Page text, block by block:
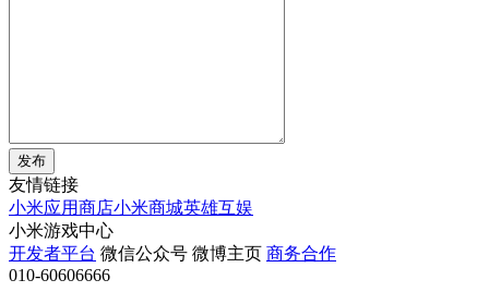
发布
友情链接
小米应用商店小米商城英雄互娱
小米游戏中心
开发者平台 微信公众号 微博主页 商务合作
010-60606666